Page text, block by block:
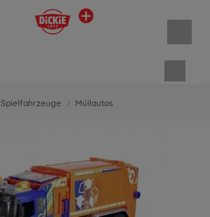
Spielfahrzeuge Müllautos